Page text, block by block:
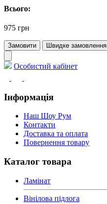
Всього:
975 грн
Замовити Швидке замовлення
Особистий кабінет
Інформація
Наш Шоу Рум
Контакти
Доставка та оплата
Повернення товару
Каталог товара
Ламінат
Вінілова підлога